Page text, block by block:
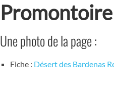
Promontoire
Une photo de la page :
Fiche : Désert des Bardenas